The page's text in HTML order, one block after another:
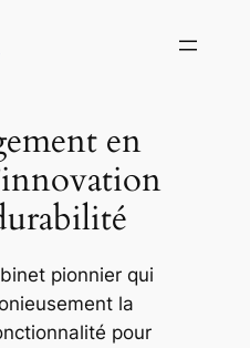
en
pionnier qui
la
pour